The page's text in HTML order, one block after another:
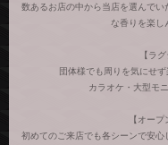
数あるお店の中から当店を選んで
な香りを楽し
【ラ
団体様でも周りを気にせ
カラオケ・大型モ
【オー
初めてのご来店でも各シーンで安